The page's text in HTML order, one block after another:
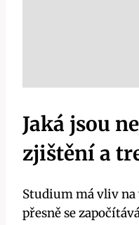
Jaká jsou
zjištění a
Studium má vliv na
přesně se